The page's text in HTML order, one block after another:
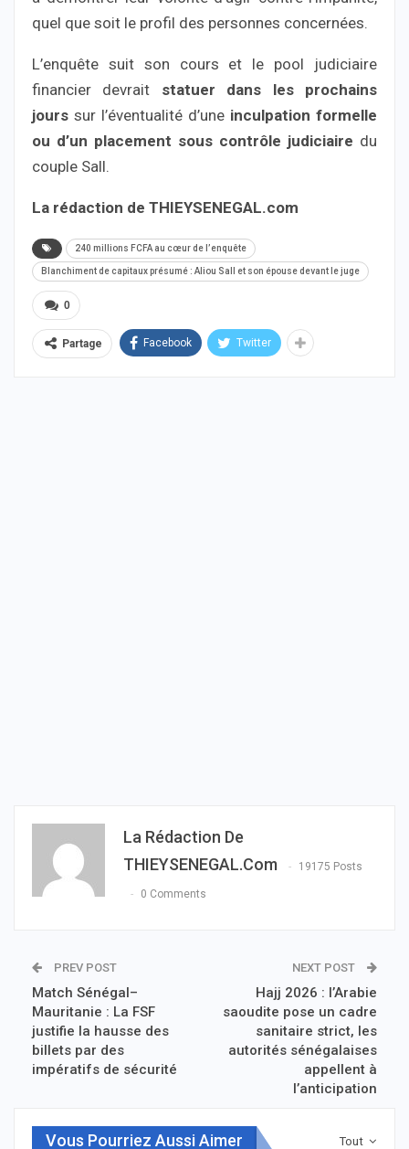
quel que soit le profil des personnes concernées.
L’enquête suit son cours et le pool judiciaire
financier devrait statuer dans les prochains
jours sur l’éventualité d’une inculpation formelle
ou d’un placement sous contrôle judiciaire du
couple Sall.
La rédaction de THIEYSENEGAL.com
240 millions FCFA au cœur de l’enquête
Blanchiment de capitaux présumé : Aliou Sall et son épouse devant le juge
0
Partage Facebook Twitter
La Rédaction De
THIEYSENEGAL.com
19175 Posts
0 Comments
PREV POST
Match Sénégal–
Mauritanie : La FSF
justifie la hausse des
billets par des
impératifs de sécurité
NEXT POST
Hajj 2026 : l’Arabie
saoudite pose un cadre
sanitaire strict, les
autorités sénégalaises
appellent à
l’anticipation
Tout
Vous Pourriez Aussi Aimer